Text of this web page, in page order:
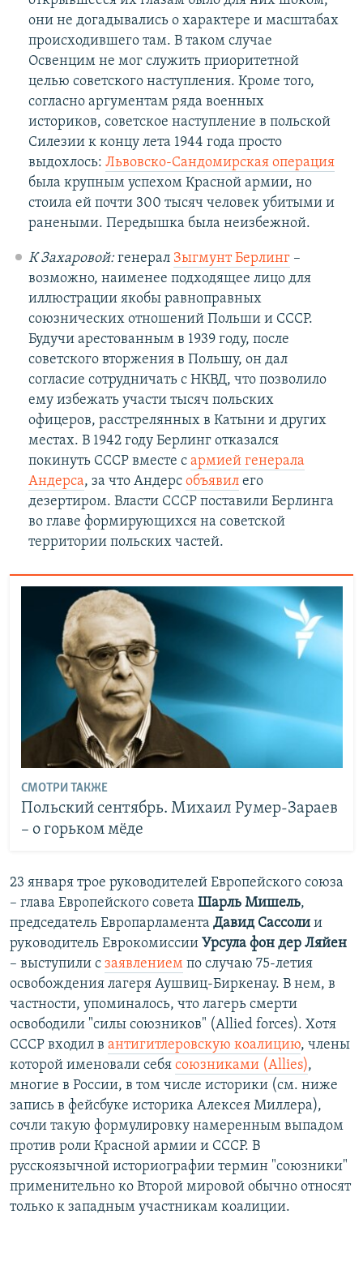
они не догадывались о характере и масштабах
происходившего там. В таком случае
Освенцим не мог служить приоритетной
целью советского наступления. Кроме того,
согласно аргументам ряда военных
историков, советское наступление в польской
Силезии к концу лета 1944 года просто
выдохлось: Львовско-Сандомирская операция
была крупным успехом Красной армии, но
стоила ей почти 300 тысяч человек убитыми и
ранеными. Передышка была неизбежной.
К Захаровой:генерал Зыгмунт Берлинг–
возможно, наименее подходящее лицо для
иллюстрации якобы равноправных
союзнических отношений Польши и СССР.
Будучи арестованным в 1939 году, после
советского вторжения в Польшу, он дал
согласие сотрудничать с НКВД, что позволило
ему избежать участи тысяч польских
офицеров, расстрелянных в Катыни и других
местах. В 1942 году Берлинг отказался
покинуть СССР вместе с армией генерала
Андерса, за что Андерс объявилего
дезертиром. Власти СССР поставили Берлинга
во главе формирующихся на советской
территории польских частей.
СМОТРИ ТАКЖЕ
Польский сентябрь. Михаил Румер-Зараев
– о горьком мёде
23 января трое руководителей Европейского союза
– глава Европейского совета Шарль Мишель,
председатель Европарламента Давид Сассоли и
руководитель Еврокомиссии Урсула фон дер Ляйен
– выступили с заявлением по случаю 75-летия
освобождения лагеря Аушвиц-Биркенау. В нем, в
частности, упоминалось, что лагерь смерти
освободили "силы союзников" (Allied forces). Хотя
СССР входил в антигитлеровскую коалицию, члены
которой именовали себя союзниками (Allies),
многие в России, в том числе историки (см. ниже
запись в фейсбуке историка Алексея Миллера),
сочли такую формулировку намеренным выпадом
против роли Красной армии и СССР. В
русскоязычной историографии термин "союзники"
применительно ко Второй мировой обычно относят
только к западным участникам коалиции.